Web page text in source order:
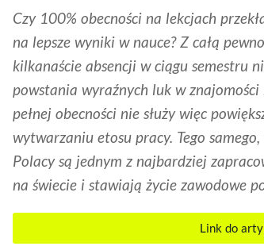
Czy 100% obecności na lekcjach
na lepsze wyniki w nauce? Z całą
kilkanaście absencji w ciągu semestru
powstania wyraźnych luk w znajomości
pełnej obecności nie służy więc
wytwarzaniu etosu pracy. Tego
Polacy są jednym z najbardziej
na świecie i stawiają życie zawodowe
Link do